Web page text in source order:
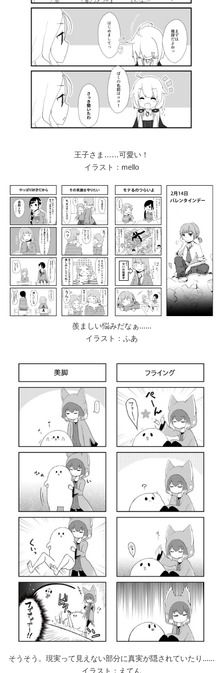
王子さま……可愛い！
イラスト：mello
羨ましい悩みだなぁ......
イラスト：ふあ
そうそう。現実って見えない部分に真実が隠されていたり......
イラスト：えてん